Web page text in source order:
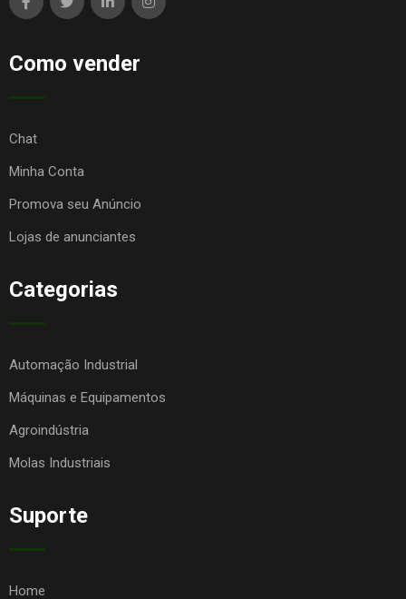
Como vender
Chat
Minha Conta
Promova seu Anúncio
Lojas de anunciantes
Categorias
Automação Industrial
Máquinas e Equipamentos
Agroindústria
Molas Industriais
Suporte
Home